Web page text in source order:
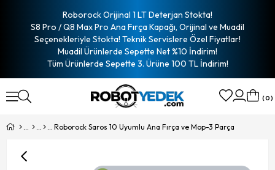
Roborock Orijinal 1 LT Deterjan Stokta!
S8 Pro / Q8 Max Pro Ana Fırça Kapağı, Orijinal ve Muadil
Seçenekleriyle Stokta! Teknik Servislere Özel Fiyatlar!
Muadil Ürünlerde Sepette Net %10 İndirim!
Tüm Ürünlerde Sepette 3. Ürüne 100 TL İndirim!
0
Roborock Saros 10 Uyumlu Ana Fırça ve Mop-3 Parça